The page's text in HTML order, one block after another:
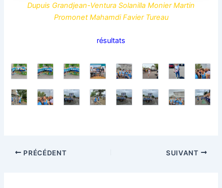
Dupuis Grandjean-Ventura Solanilla Monier Martin
Promonet Mahamdi Favier Tureau
résultats
PRÉCÉDENT SUIVANT